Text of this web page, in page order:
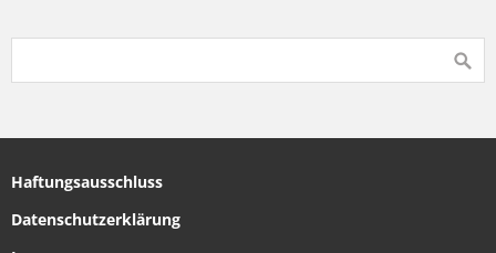
Haftungsausschluss
Datenschutzerklärung